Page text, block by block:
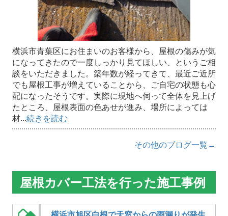
横浜市青葉区にお住まいのお客様から、屋根の傷みが気
になってきたので一度しっかり見てほしい、というご相
談をいただきました。築年数が経ってきて、最近ご近所
でも屋根工事が増えていることから、ご自宅の状態も心
配になったそうです。実際に現地へ伺って全体を見上げ
たところ、屋根表面の色あせが進み、場所によっては
材...続きを読む
その他のブログ一覧→
屋根カバー工法を行った施工事例